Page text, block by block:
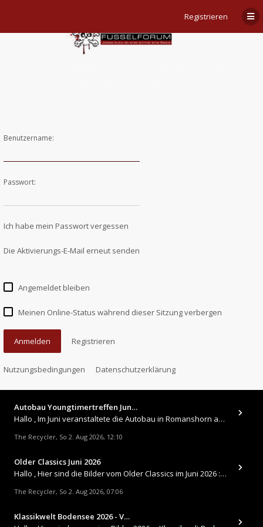
Registrieren
Benutzername:
Passwort:
Ich habe mein Passwort vergessen
Die Aktivierungs-E-Mail erneut senden
Angemeldet bleiben
Meinen Online-Status während dieser Sitzung verbergen
Anmelden Registrieren
Nutzungsbedingungen Datenschutzerklärung
Autobau Youngtimertreffen Jun…
Hallo , Im Juni veranstaltete die Autobau in Romanshorn auf ihrem Gelände ein kleines Youngtimertreffen : https://up.
The Recycler, So 2. Aug 2026, 12:10
Older Classics Juni 2026
​Hallo , Hier sind die Bilder vom Older Classics im Juni 2026 : https://up.picr.de/51155940wd.jpg https://up.pic
The Recycler, So 2. Aug 2026, 07:06
Klassikwelt Bodensee 2026 - V…